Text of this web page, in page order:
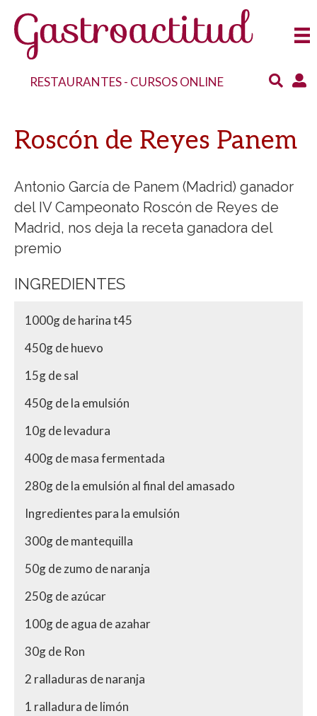
RESTAURANTES- CURSOS ONLINE
Roscón de Reyes Panem
Antonio García de Panem (Madrid) ganador
del IV Campeonato Roscón de Reyes de
Madrid, nos deja la receta ganadora del
premio
INGREDIENTES
1000g de harina t45
450g de huevo
15g de sal
450g de la emulsión
10g de levadura
400g de masa fermentada
280g de la emulsión al final del amasado
Ingredientes para la emulsión
300g de mantequilla
50g de zumo de naranja
250g de azúcar
100g de agua de azahar
30g de Ron
2 ralladuras de naranja
1 ralladura de limón